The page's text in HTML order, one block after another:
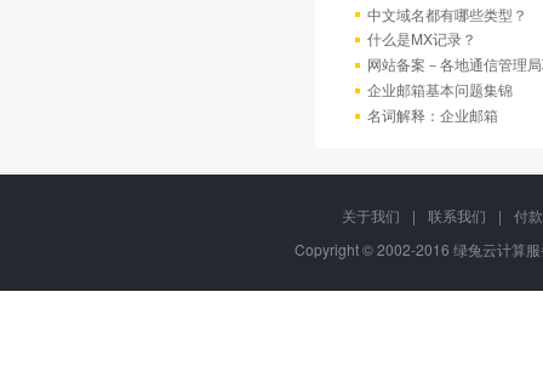
中文域名都有哪些类型？
什么是MX记录？
网站备案－各地通信管理
企业邮箱基本问题集锦
名词解释：企业邮箱
关于我们 | 联系我们 |
付
Copyright © 2002-2016 绿兔云计算